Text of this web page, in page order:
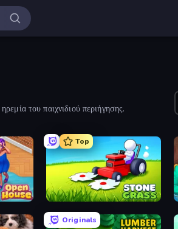
του παιχνιδιού περιήγησης.
Top
Stone Grass: Mowing Simulator
Originals